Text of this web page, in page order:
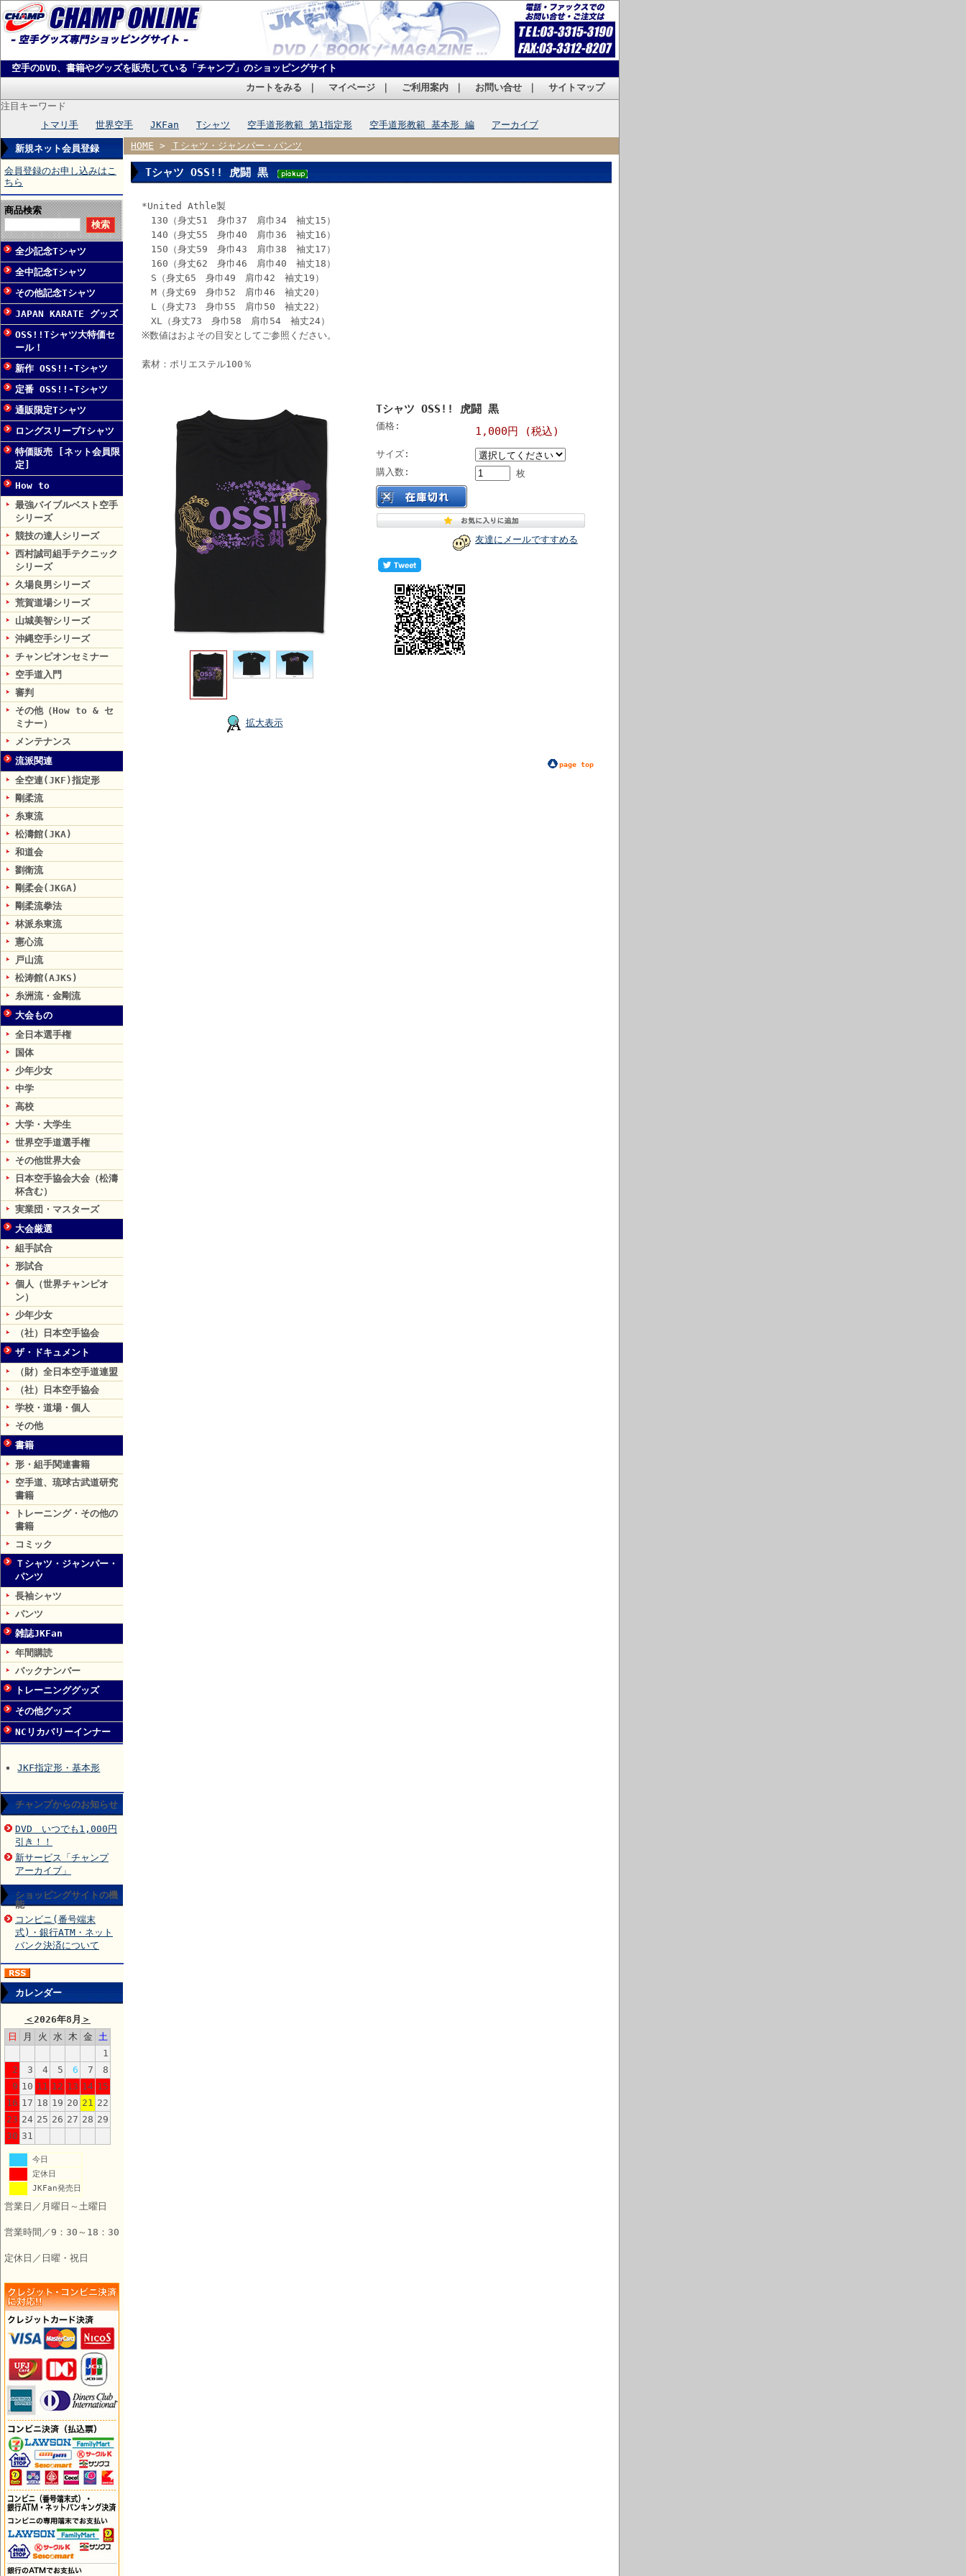
空手のDVD、書籍やグッズを販売している「チャンプ」のショッピングサイト
カートをみる
マイページ ご利用案内 お問い合せ
サイトマップ
注目キーワード
トマリ手
世界空手 JKFan Tシャツ 空手道形教範 第1指定形 空手道形教範 基本形 編 アーカイブ
新規ネット会員登録
会員登録のお申し込みはこ
ちら
商品検索
全少記念Tシャツ
全中記念Tシャツ
その他記念Tシャツ
JAPAN KARATE グッズ
OSS!!Tシャツ大特価セ
ール！
新作 OSS!!-Tシャツ
定番 OSS!!-Tシャツ
通販限定Tシャツ
ロングスリーブTシャツ
特価販売 [ネット会員限
定]
How to
最強バイブルベスト空手
シリーズ
競技の達人シリーズ
西村誠司組手テクニック
シリーズ
久場良男シリーズ
荒賀道場シリーズ
山城美智シリーズ
沖縄空手シリーズ
チャンピオンセミナー
空手道入門
審判
その他（How to & セ
ミナー）
メンテナンス
流派関連
全空連(JKF)指定形
剛柔流
糸東流
松濤館(JKA)
和道会
劉衛流
剛柔会(JKGA)
剛柔流拳法
林派糸東流
憲心流
戸山流
松涛館(AJKS)
糸洲流・金剛流
大会もの
全日本選手権
国体
少年少女
中学
高校
大学・大学生
世界空手道選手権
その他世界大会
日本空手協会大会（松濤
杯含む）
実業団・マスターズ
大会厳選
組手試合
形試合
個人（世界チャンピオ
ン）
少年少女
（社）日本空手協会
ザ・ドキュメント
（財）全日本空手道連盟
（社）日本空手協会
学校・道場・個人
その他
書籍
形・組手関連書籍
空手道、琉球古武道研究
書籍
トレーニング・その他の
書籍
コミック
Ｔシャツ・ジャンパー・
パンツ
長袖シャツ
パンツ
雑誌JKFan
年間購読
バックナンバー
トレーニンググッズ
その他グッズ
NCリカバリーインナー
JKF指定形・基本形
チャンプからのお知らせ
DVD いつでも1,000円
引き！！
新サービス「チャンプ
アーカイブ」
ショッピングサイトの機
能
コンビニ(番号端末
式)・銀行ATM・ネット
バンク決済について
カレンダー
＜ 2026年8月 ＞
日
月 火 水 木 金
土
1
2
3 4 5 6 7
8
9 10 11 12 13 14 15
16 17 18 19 20 21 22
23 24 25 26 27 28 29
30 31
今日
定休日
JKFan発売日
営業日／月曜日～土曜日
営業時間／9：30～18：30
定休日／日曜・祝日
HOME > Ｔシャツ・ジャンパー・パンツ
Tシャツ OSS!! 虎闘 黒
*United Athle製
130（身丈51 身巾37 肩巾34 袖丈15）
140（身丈55 身巾40 肩巾36 袖丈16）
150（身丈59 身巾43 肩巾38 袖丈17）
160（身丈62 身巾46 肩巾40 袖丈18）
S（身丈65 身巾49 肩巾42 袖丈19）
M（身丈69 身巾52 肩巾46 袖丈20）
L（身丈73 身巾55 肩巾50 袖丈22）
XL（身丈73 身巾58 肩巾54 袖丈24）
※数値はおよその目安としてご参照ください。
素材：ポリエステル100％
拡大表示
Tシャツ OSS!! 虎闘 黒
価格: 1,000円 (税込)
サイズ:
購入数:
枚
友達にメールですすめる
page top